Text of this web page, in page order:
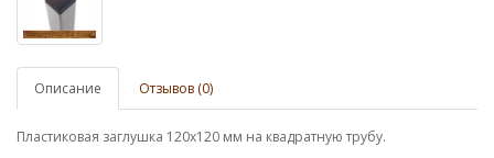
Описание Отзывов (0)
Пластиковая заглушка 120х120 мм на квадратную трубу.